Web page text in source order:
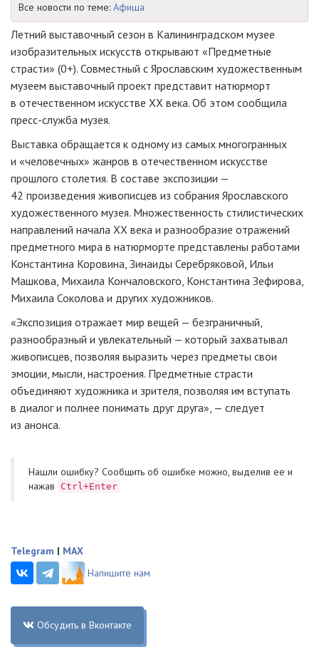
Все новости по теме: Афиша
Летний выставочный сезон в Калининградском музее
изобразительных искусств открывают «Предметные
страсти» (0+). Совместный с Ярославским художественным
музеем выставочный проект представит натюрморт
в отечественном искусстве XX века. Об этом сообщила
пресс-служба музея.
Выставка обращается к одному из самых многогранных
и «человечных» жанров в отечественном искусстве
прошлого столетия. В составе экспозиции —
42 произведения живописцев из собрания Ярославского
художественного музея. Множественность стилистических
направлений начала ХХ века и разнообразие отражений
предметного мира в натюрморте представлены работами
Константина Коровина, Зинаиды Серебряковой, Ильи
Машкова, Михаила Кончаловского, Константина Зефирова,
Михаила Соколова и других художников.
«Экспозиция отражает мир вещей — безграничный,
разнообразный и увлекательный — который захватывал
живописцев, позволяя выразить через предметы свои
эмоции, мысли, настроения. Предметные страсти
объединяют художника и зрителя, позволяя им вступать
в диалог и полнее понимать друг друга», — следует
из анонса.
Нашли ошибку? Cообщить об ошибке можно, выделив ее и
нажав
Ctrl+Enter
Telegram | MAX
Напишите нам
Обсудить в Вконтакте